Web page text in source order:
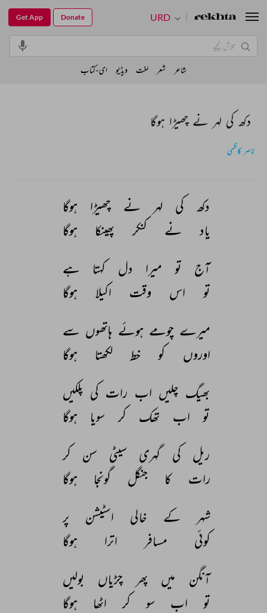
دکھ کی لہر نے چھیڑا ہوگا
ناصر کاظمی
دکھ کی لہر نے چھیڑا
ہوگا
یاد
نے کنکر پھینکا
ہوگا
آج
تو میرا دل کہتا
ہے
تو
اس وقت اکیلا
ہوگا
میرے چومے ہوئے ہاتھوں سے
اوروں
کو خط لکھتا
ہوگا
بھیگ چلیں اب رات کی پلکیں
تو
اب تھک کر سویا
ہوگا
ریل
کی گہری سیٹی سن
کر
رات
کا جنگل گونجا
ہوگا
شہر
کے خالی اسٹیشن
پر
کوئی
مسافر اترا
ہوگا
آنگن
میں پھر چڑیاں
بولیں
تو
اب سو کر اٹھا
ہوگا
URD
Get App Donate
شاعر شعر لغت ویڈیو ای-کتاب